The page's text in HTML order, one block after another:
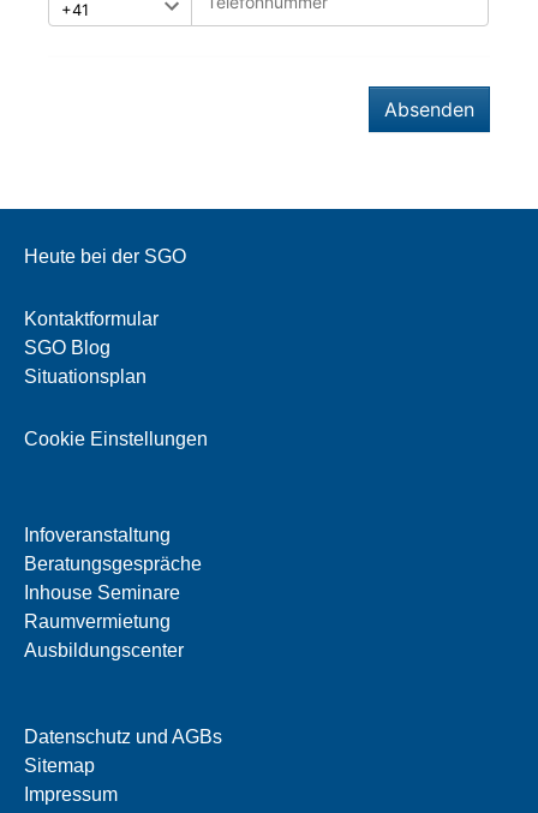
Absenden
Heute bei der SGO
Kontaktformular
SGO Blog
Situationsplan
Cookie Einstellungen
Infoveranstaltung
Beratungsgespräche
Inhouse Seminare
Raumvermietung
Ausbildungscenter
Datenschutz und AGBs
Sitemap
Impressum